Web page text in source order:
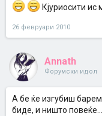
Кјуриосити ис
26 февруари 2010
Annath
Форумски идол
А бе ќе изгубиш барем
биде, и ништо